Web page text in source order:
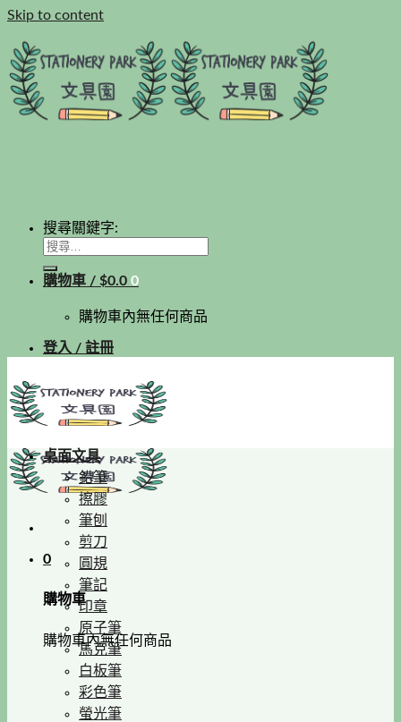
Skip to content
搜尋關鍵字:
購物車 / $0.0 0
購物車內無任何商品
登入 / 註冊
0
購物車
購物車內無任何商品
桌面文具
鉛筆
擦膠
筆刨
剪刀
圓規
筆記
印章
原子筆
馬克筆
白板筆
彩色筆
螢光筆